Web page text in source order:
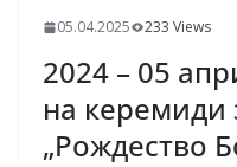
05.04.2025 233 Views
2024 – 05
на керемиди
„Рождество